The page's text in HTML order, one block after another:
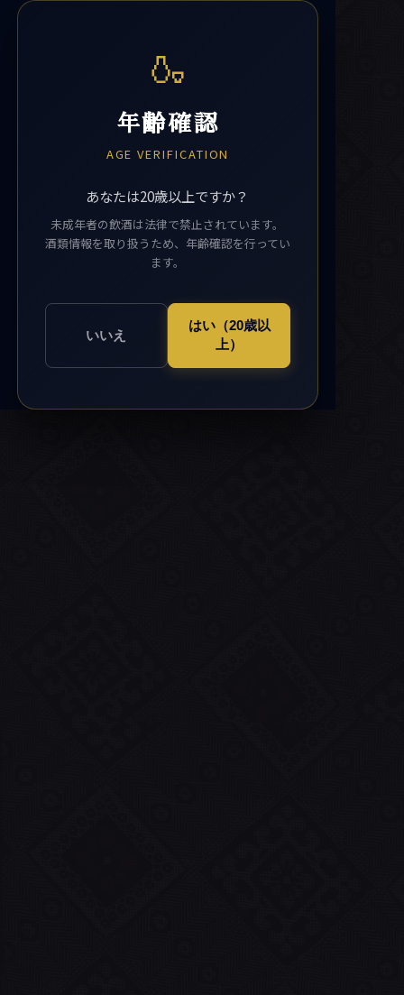
🍶
年齢確認
AGE VERIFICATION
あなたは20歳以上ですか？
未成年者の飲酒は法律で禁止されています。
酒類情報を取り扱うため、年齢確認を行ってい
ます。
いいえ
はい（20歳以
上）